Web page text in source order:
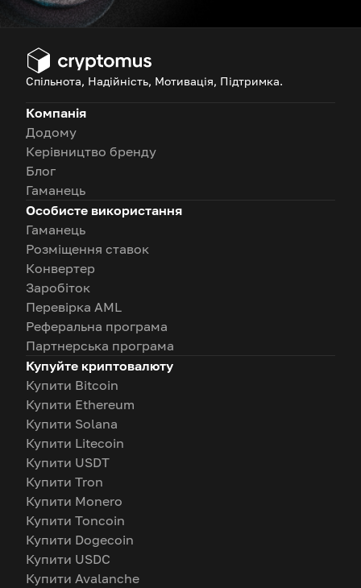
Спільнота, Надійність, Мотивація, Підтримка.
Компанія
Додому
Керівництво бренду
Блог
Гаманець
Особисте використання
Гаманець
Розміщення ставок
Конвертер
Заробіток
Перевірка AML
Реферальна програма
Партнерська програма
Купуйте криптовалюту
Купити Bitcoin
Купити Ethereum
Купити Solana
Купити Litecoin
Купити USDT
Купити Tron
Купити Monero
Купити Toncoin
Купити Dogecoin
Купити USDC
Купити Avalanche